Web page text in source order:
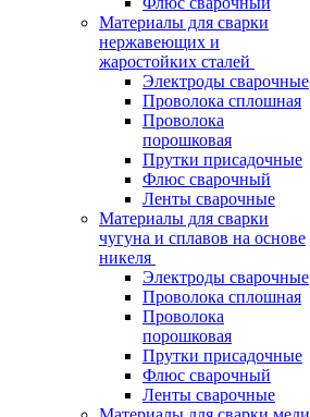
Материалы для сварки
нержавеющих и
жаростойких сталей
Электроды сварочные
Проволока сплошная
Проволока
порошковая
Прутки присадочные
Флюс сварочный
Ленты сварочные
Материалы для сварки
чугуна и сплавов на основе
никеля
Электроды сварочные
Проволока сплошная
Проволока
порошковая
Прутки присадочные
Флюс сварочный
Ленты сварочные